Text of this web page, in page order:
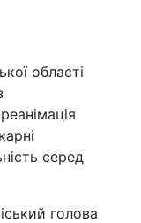
області
серед
голова